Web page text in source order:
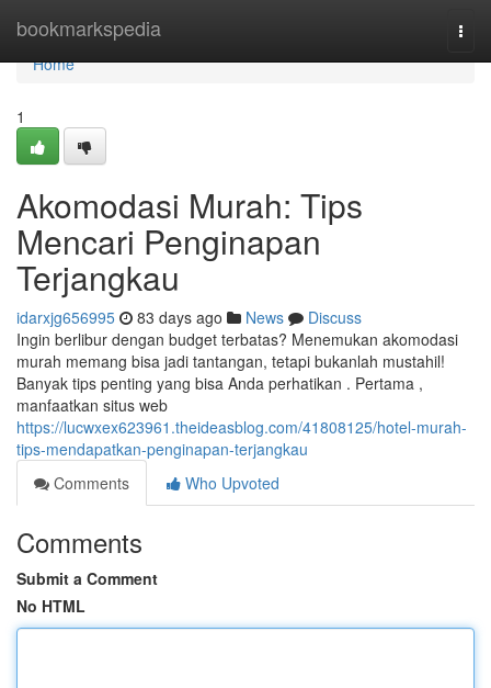
bookmarkspedia
Home
Home
1
Akomodasi Murah: Tips
Mencari Penginapan
Terjangkau
idarxjg656995 83 days ago News
Discuss
Ingin berlibur dengan budget terbatas? Menemukan akomodasi
murah memang bisa jadi tantangan, tetapi bukanlah mustahil!
Banyak tips penting yang bisa Anda perhatikan . Pertama ,
manfaatkan situs web
https://lucwxex623961.theideasblog.com/41808125/hotel-murah-
tips-mendapatkan-penginapan-terjangkau
Comments
Who Upvoted
Comments
Submit a Comment
No HTML